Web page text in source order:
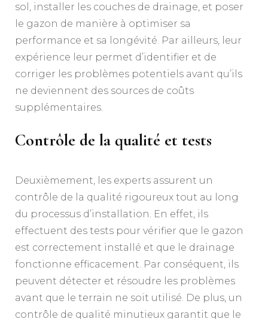
sol, installer les couches de drainage, et poser
le gazon de manière à optimiser sa
performance et sa longévité. Par ailleurs, leur
expérience leur permet d’identifier et de
corriger les problèmes potentiels avant qu’ils
ne deviennent des sources de coûts
supplémentaires.
Contrôle de la qualité et tests
Deuxièmement, les experts assurent un
contrôle de la qualité rigoureux tout au long
du processus d’installation. En effet, ils
effectuent des tests pour vérifier que le gazon
est correctement installé et que le drainage
fonctionne efficacement. Par conséquent, ils
peuvent détecter et résoudre les problèmes
avant que le terrain ne soit utilisé. De plus, un
contrôle de qualité minutieux garantit que le